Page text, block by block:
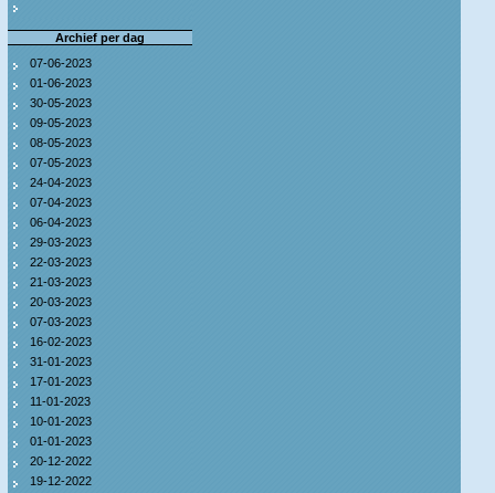
Archief per dag
07-06-2023
01-06-2023
30-05-2023
09-05-2023
08-05-2023
07-05-2023
24-04-2023
07-04-2023
06-04-2023
29-03-2023
22-03-2023
21-03-2023
20-03-2023
07-03-2023
16-02-2023
31-01-2023
17-01-2023
11-01-2023
10-01-2023
01-01-2023
20-12-2022
19-12-2022